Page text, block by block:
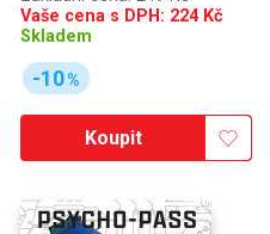
Vaše cena s DPH: 224Kč
Skladem
-10%
Koupit